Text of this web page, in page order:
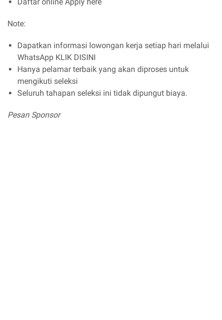
Note:
Dapatkan informasi lowongan kerja setiap hari melalui
WhatsApp KLIK DISINI
Hanya pelamar terbaik yang akan diproses untuk
mengikuti seleksi
Seluruh tahapan seleksi ini tidak dipungut biaya.
Pesan Sponsor